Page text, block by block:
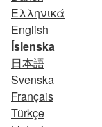
Ελληνικά
English
Íslenska
日本語
Svenska
Français
Türkçe